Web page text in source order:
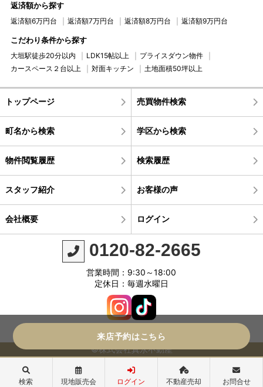
返済額から探す
返済額6万円台 返済額7万円台 返済額8万円台 返済額9万円台
こだわり条件から探す
大垣駅徒歩20分以内 LDK15帖以上
プライスダウン物件
カースペース２台以上
対面キッチン 土地面積50坪以上
トップページ 売買物件検索
町名から検索 学区から検索
物件閲覧履歴 検索履歴
スタッフ紹介 お客様の声
会社概要 ログイン
0120-82-2665
営業時間：9:30～18:00
定休日：毎週水曜日
©株式会社真永不動産
来店予約はこちら
検索 現地販売会 ログイン 不動産売却 お問合せ